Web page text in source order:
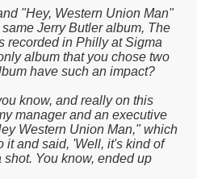
"Hey, Western Union Man"
Jerry Butler album, The
recorded in Philly at Sigma
album that you chose two
have such an impact?
know, and really on this
manager and an executive
Western Union Man," which
it and said, 'Well, it's kind of
You know, ended up